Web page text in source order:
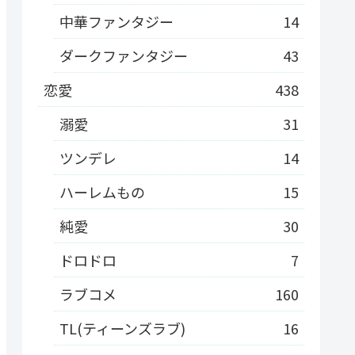
中華ファンタジー
14
ダークファンタジー
43
恋愛
438
溺愛
31
ツンデレ
14
ハーレムもの
15
純愛
30
ドロドロ
7
ラブコメ
160
TL(ティーンズラブ)
16